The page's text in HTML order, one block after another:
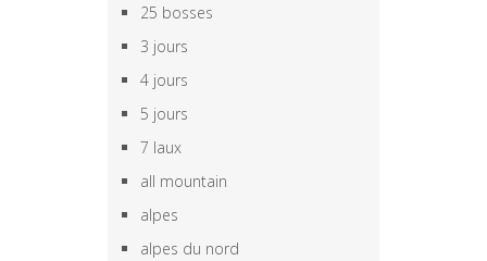
25 bosses
3 jours
4 jours
5 jours
7 laux
all mountain
alpes
alpes du nord